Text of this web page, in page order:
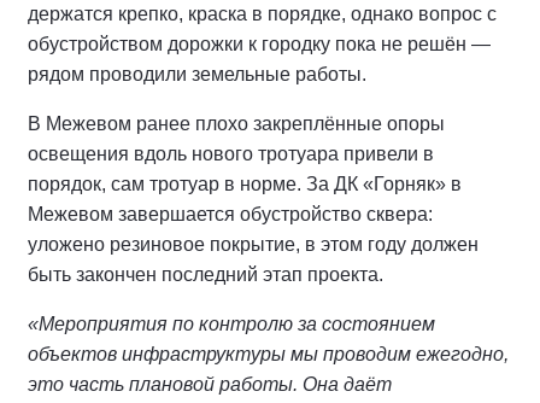
держатся крепко, краска в порядке, однако вопрос с
обустройством дорожки к городку пока не решён —
рядом проводили земельные работы.
В Межевом ранее плохо закреплённые опоры
освещения вдоль нового тротуара привели в
порядок, сам тротуар в норме. За ДК «Горняк» в
Межевом завершается обустройство сквера:
уложено резиновое покрытие, в этом году должен
быть закончен последний этап проекта.
«Мероприятия по контролю за состоянием
объектов инфраструктуры мы проводим ежегодно,
это часть плановой работы. Она даёт